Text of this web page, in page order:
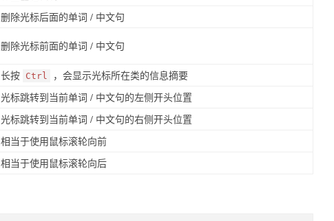
删除光标后面的单词 / 中文句
删除光标前面的单词 / 中文句
长按 Ctrl ，会显示光标所在类的信息摘要
光标跳转到当前单词 / 中文句的左侧开头位置
光标跳转到当前单词 / 中文句的右侧开头位置
相当于使用鼠标滚轮向前
相当于使用鼠标滚轮向后